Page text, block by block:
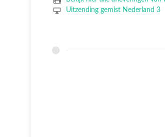
Uitzending gemist Nederland 3